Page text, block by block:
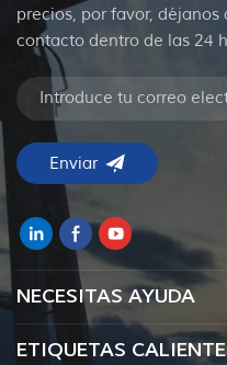
precios, por favor,
contacto dentro de las 24
NECESITAS AYUDA
ETIQUETAS